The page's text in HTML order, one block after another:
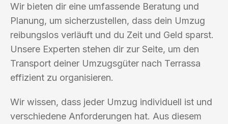
Wir bieten dir eine umfassende Beratung und
Planung, um sicherzustellen, dass dein Umzug
reibungslos verläuft und du Zeit und Geld sparst.
Unsere Experten stehen dir zur Seite, um den
Transport deiner Umzugsgüter nach Terrassa
effizient zu organisieren.
Wir wissen, dass jeder Umzug individuell ist und
verschiedene Anforderungen hat. Aus diesem